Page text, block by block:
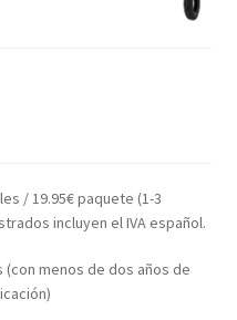
/ 19.95€ paquete (1-3
incluyen el IVA español.
menos de dos años de